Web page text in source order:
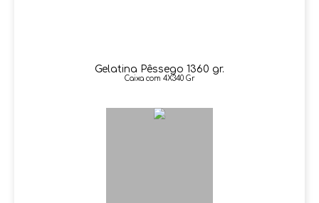
Gelatina Pêssego 1360 gr.
Caixa com 4X340 Gr